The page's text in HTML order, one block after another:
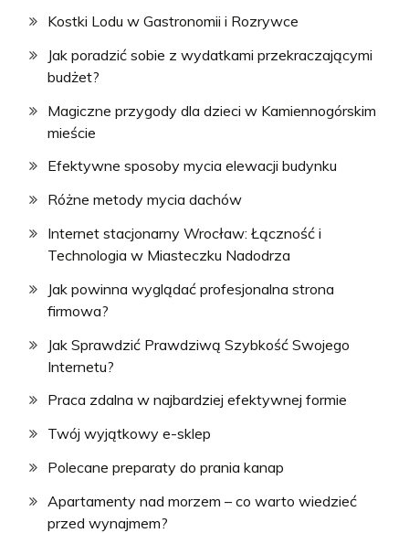
Kostki Lodu w Gastronomii i Rozrywce
Jak poradzić sobie z wydatkami przekraczającymi
budżet?
Magiczne przygody dla dzieci w Kamiennogórskim
mieście
Efektywne sposoby mycia elewacji budynku
Różne metody mycia dachów
Internet stacjonarny Wrocław: Łączność i
Technologia w Miasteczku Nadodrza
Jak powinna wyglądać profesjonalna strona
firmowa?
Jak Sprawdzić Prawdziwą Szybkość Swojego
Internetu?
Praca zdalna w najbardziej efektywnej formie
Twój wyjątkowy e-sklep
Polecane preparaty do prania kanap
Apartamenty nad morzem – co warto wiedzieć
przed wynajmem?